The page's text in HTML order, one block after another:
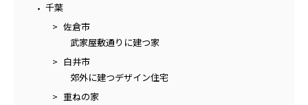
千葉
佐倉市
武家屋敷通りに建つ家
白井市
郊外に建つデザイン住宅
重ねの家